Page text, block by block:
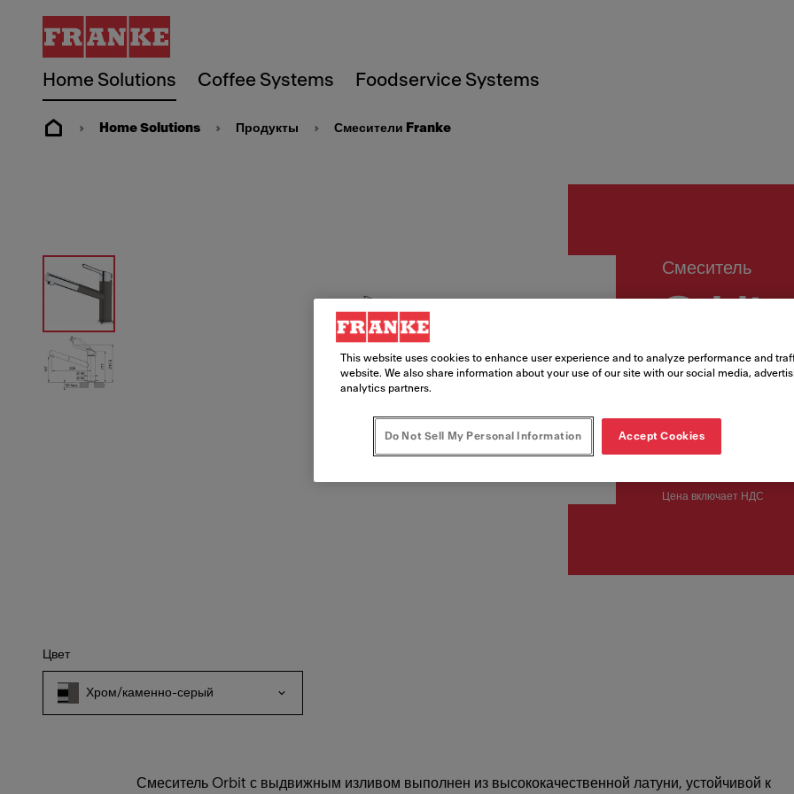
Home Solutions Coffee Systems Foodservice Systems
Home Solutions Продукты Смесители Franke
Смеситель
Orbit,
Article Number
14
Цена включает НДС
Цвет
Хром/каменно-серый
Смеситель Orbit с выдвижным изливом выполнен из высококачественной латуни, устойчивой к
This website uses cookies to enhance user experience and to analyze performance and
website. We also share information about your use of our site with our social media,
analytics partners.
Do Not Sell My Personal Information Accept Cookies